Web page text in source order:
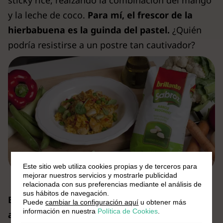
y la leche de coco. Para mí, el frescor de la
hierbabuena es la guinda del pastel. ¿Quién
podría resistirse a un postre tan cautivador?
El mango sticky rice es un postre delicioso y
adictivo que une la dulzura del mango, la
Este sitio web utiliza cookies propias y de terceros para
mejorar nuestros servicios y mostrarle publicidad
relacionada con sus preferencias mediante el análisis de
sus hábitos de navegación.
Puedecambiar la configuración aquí u obtener más
información en nuestra Política de Cookies